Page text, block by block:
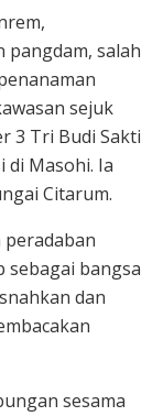
pangdam, salah
sejuk
3 Tri Budi Sakti
di Masohi. Ia
Citarum.
peradaban
sebagai bangsa
dan
sesama